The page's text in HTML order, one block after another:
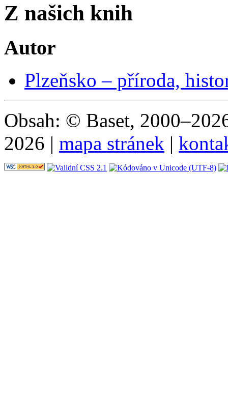
Z našich knih
Autor
Plzeňsko – příroda,
Obsah: © Baset,
2026 | mapa stránek |